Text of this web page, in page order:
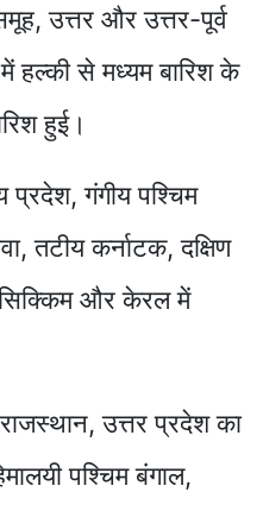
उत्तर और उत्तर-पूर्व
हल्की से मध्यम बारिश के
हुई।
प्रदेश, गंगीय पश्चिम
तटीय कर्नाटक, दक्षिण
सिक्किम और केरल में
राजस्थान, उत्तर प्रदेश का
पश्चिम बंगाल,